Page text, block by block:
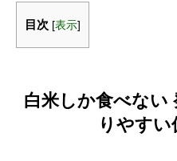
目次 [表示]
白米しか食べない
りやすい